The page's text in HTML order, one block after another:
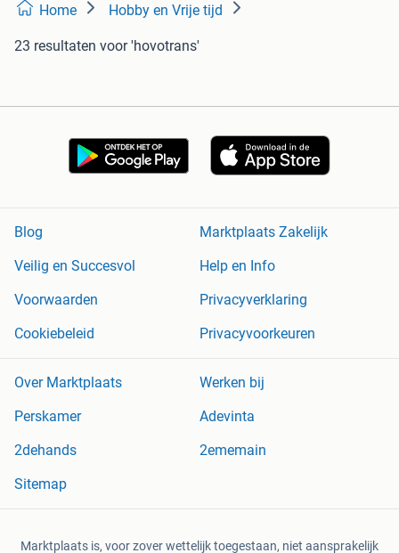
Home Hobby en Vrije tijd
23 resultaten voor 'hovotrans'
Blog
Marktplaats Zakelijk
Veilig en Succesvol
Help en Info
Voorwaarden
Privacyverklaring
Cookiebeleid
Privacyvoorkeuren
Over Marktplaats
Werken bij
Perskamer
Adevinta
2dehands
2ememain
Sitemap
Marktplaats is, voor zover wettelijk toegestaan, niet aansprakelijk